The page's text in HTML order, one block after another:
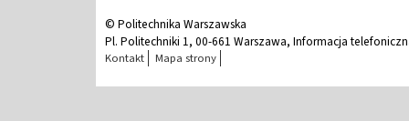
© Politechnika Warszawska
Pl. Politechniki 1, 00-661 Warszawa, Informacja
Kontakt Mapa strony